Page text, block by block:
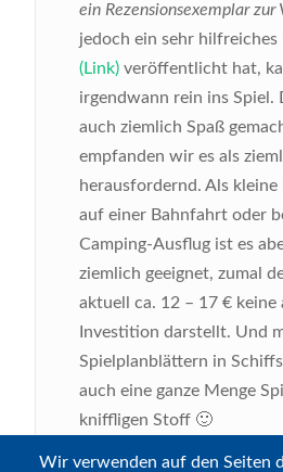
ein Rezensionsexemplar
jedoch ein sehr hilfreiches
(Link) veröffentlicht hat,
irgendwann rein ins Spiel.
auch ziemlich Spaß
empfanden wir es als
herausfordernd. Als
auf einer Bahnfahrt oder
Camping-Ausflug ist es
ziemlich geeignet, zumal
aktuell ca. 12 – 17 € keine
Investition darstellt. Und
Spielplanblättern in
auch eine ganze Menge
kniffligen Stoff 🙂
Wir verwenden auf den Seiten